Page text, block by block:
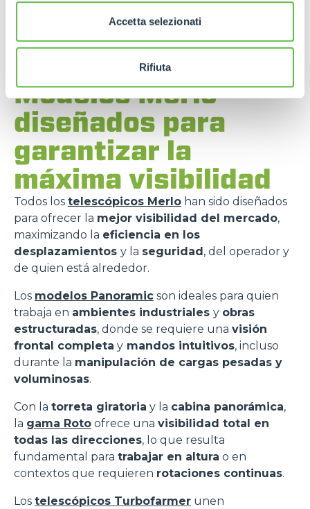
Accetta selezionati
Rifiuta
Modelos Merlo
diseñados para
garantizar la
máxima visibilidad
Todos los telescópicos Merlo han sido diseñados
para ofrecer la mejor visibilidad del mercado,
maximizando la eficiencia en los
desplazamientos y la seguridad, del operador y
de quien está alrededor.
Los modelos Panoramic son ideales para quien
trabaja en ambientes industriales y obras
estructuradas, donde se requiere una visión
frontal completa y mandos intuitivos, incluso
durante la manipulación de cargas pesadas y
voluminosas.
Con la torreta giratoria y la cabina panorámica,
la gama Roto ofrece una visibilidad total en
todas las direcciones, lo que resulta
fundamental para trabajar en altura o en
contextos que requieren rotaciones continuas.
Los telescópicos Turbofarmer unen